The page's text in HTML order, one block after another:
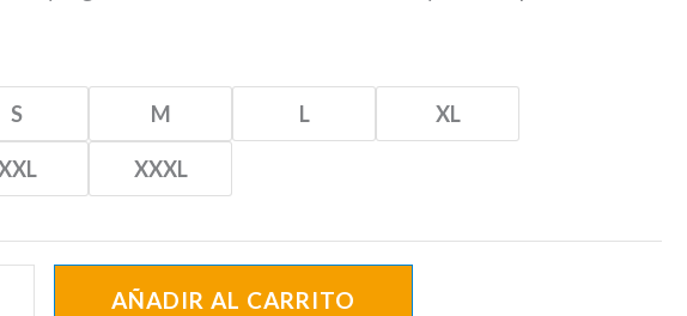
S M L XL
XXXL
AÑADIR AL CARRITO